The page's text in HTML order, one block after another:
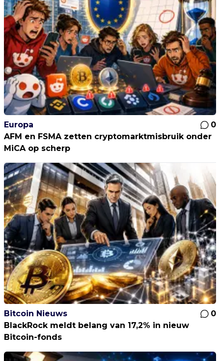
Europa
0
AFM en FSMA zetten cryptomarktmisbruik onder
MiCA op scherp
Bitcoin Nieuws
0
BlackRock meldt belang van 17,2% in nieuw
Bitcoin-fonds